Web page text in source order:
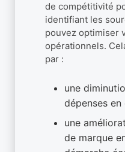
de compétitivité
identifiant les
pouvez optimiser
opérationnels.
par :
une
dépenses en
une
de marque